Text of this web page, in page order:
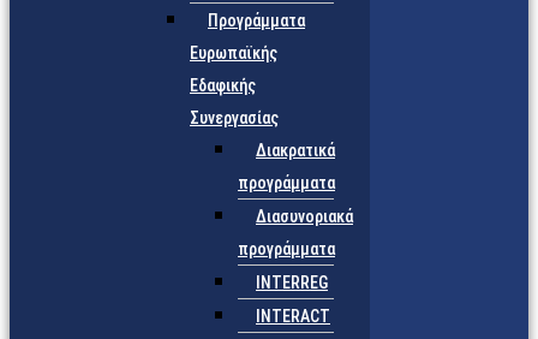
Προγράμματα
Ευρωπαϊκής
Εδαφικής
Συνεργασίας
Διακρατικά
προγράμματα
Διασυνοριακά
προγράμματα
INTERREG
INTERACT